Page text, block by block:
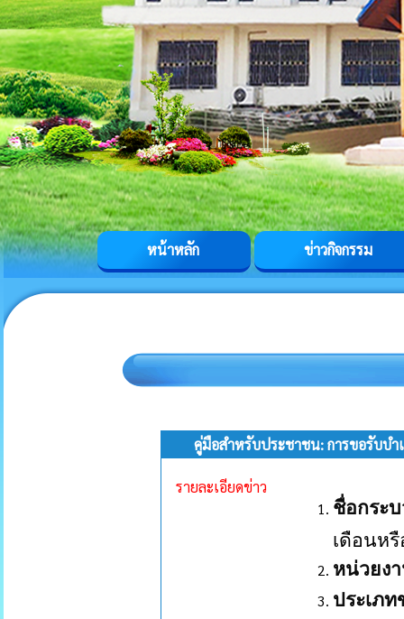
หน้าหลัก ข่าวกิจกรรม
คู่มือสำหรับประชาชน: การขอรับบำ
รายละเอียดข่าว
ชื่อกระ
เดือนห
หน่วยง
ประเภ